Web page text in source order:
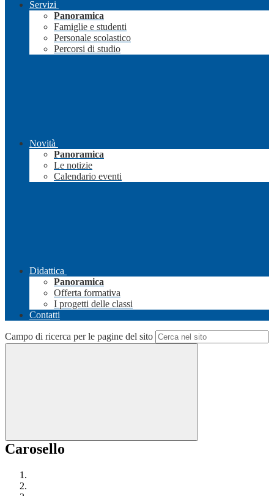
Servizi
Panoramica
Famiglie e studenti
Personale scolastico
Percorsi di studio
Novità
Panoramica
Le notizie
Calendario eventi
Didattica
Panoramica
Offerta formativa
I progetti delle classi
Contatti
Campo di ricerca per le pagine del sito
Carosello